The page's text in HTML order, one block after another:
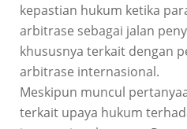
kepastian hukum ketika
arbitrase sebagai jalan
khususnya terkait dengan
arbitrase internasional.
Meskipun muncul
terkait upaya hukum